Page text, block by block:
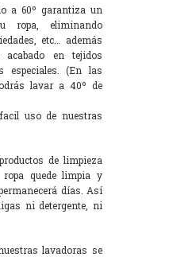
a 60º garantiza un
ropa, eliminando
etc… además
en tejidos
especiales. (En las
lavar a 40º de
uso de nuestras
de limpieza
quede limpia y
días. Así
ni detergente, ni
lavadoras se